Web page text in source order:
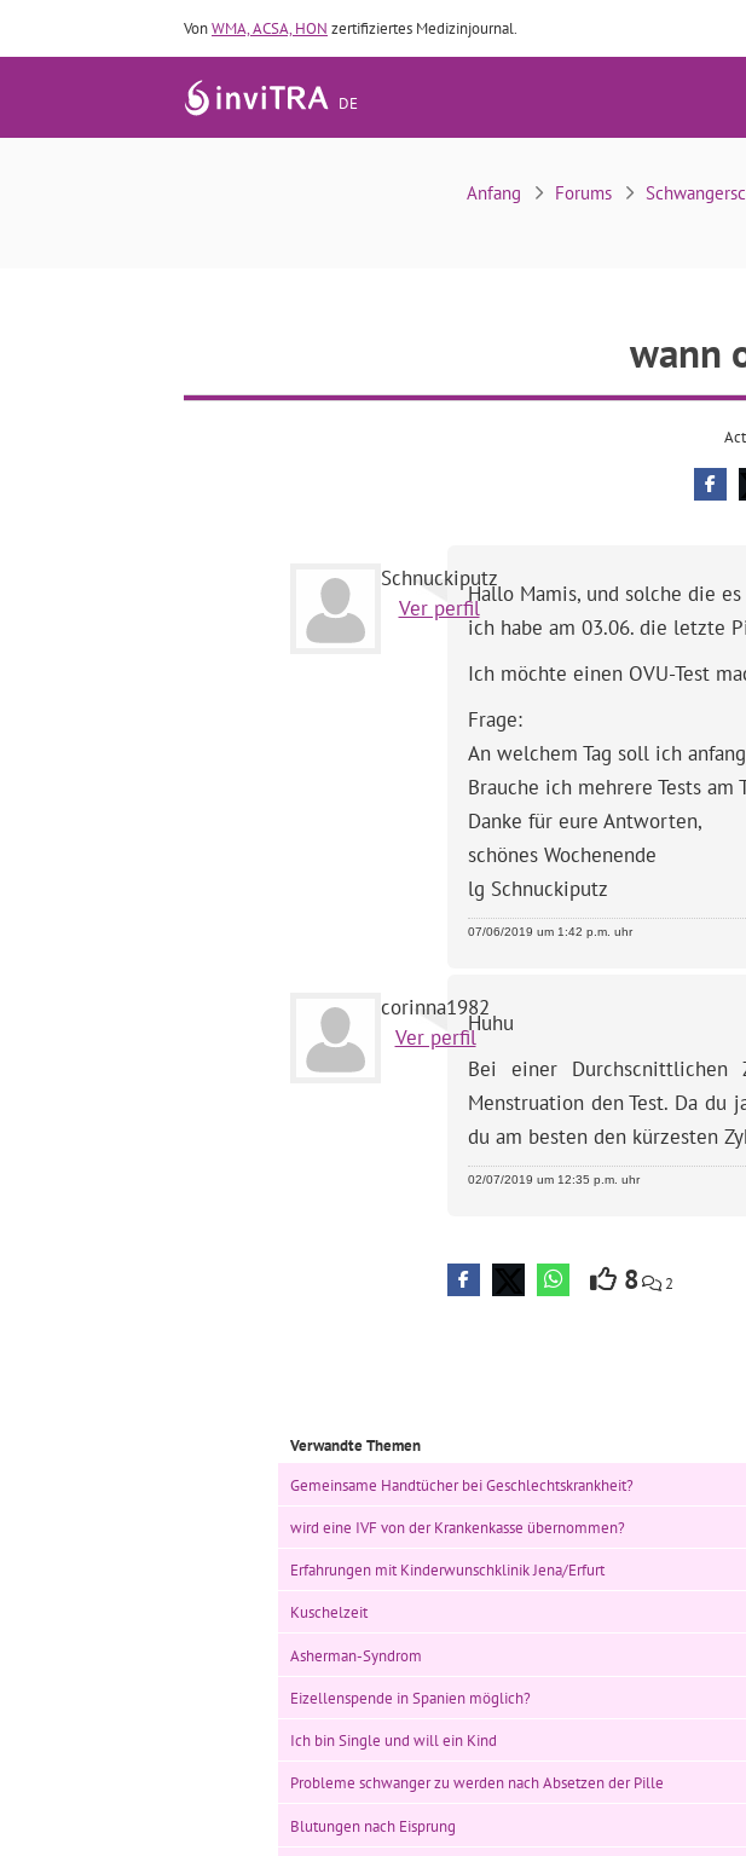
VonWMA, ACSA, HON zertifiziertes Medizinjournal.
DE
Anfang Forums
wann
Schnuckiputz
Ver perfil
Hallo Mamis, und solche die
ich habe am 03.06. die letzte
Ich möchte einen OVU-Test
Frage:
An welchem Tag soll ich
Brauche ich mehrere Tests
Danke für eure Antworten,
schönes Wochenende
lg Schnuckiputz
07/06/2019 um 1:42 p.m. uhr
corinna1982
Ver perfil
Huhu
Bei einer Durchscnittlichen
Menstruation den Test. Da
du am besten den kürzesten
02/07/2019 um 12:35 p.m. uhr
8 2
Verwandte Themen
Gemeinsame Handtücher bei Geschlechtskrankheit?
wird eine IVF von der Krankenkasse übernommen?
Erfahrungen mit Kinderwunschklinik Jena/Erfurt
Kuschelzeit
Asherman-Syndrom
Eizellenspende in Spanien möglich?
Ich bin Single und will ein Kind
Probleme schwanger zu werden nach Absetzen der Pille
Blutungen nach Eisprung